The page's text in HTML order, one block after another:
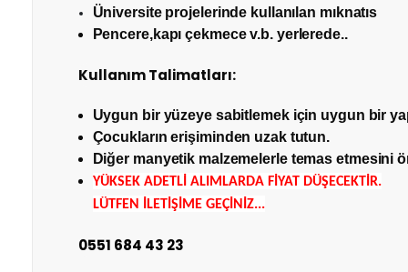
Üniversite projelerinde kullanılan mıknatıs
Pencere,kapı çekmece v.b. yerlerede..
Kullanım Talimatları:
Uygun bir yüzeye sabitlemek için uygun bir
Çocukların erişiminden uzak tutun.
Diğer manyetik malzemelerle temas etmesini
YÜKSEK ADETLİ ALIMLARDA FİYAT DÜŞECEKTİR.
LÜTFEN İLETİŞİME GEÇİNİZ...
0551 684 43 23
Not:HTML'e dönüştürülmez!
Oylama
İade Gönderimi Nasıl Yapılır?
İade Adresi:
Perpa Ticaret Merkezi A Blok Kat:4 Mavi Avlu
İptal işlemini nasıl yapabilirim?
0544 474 04 48